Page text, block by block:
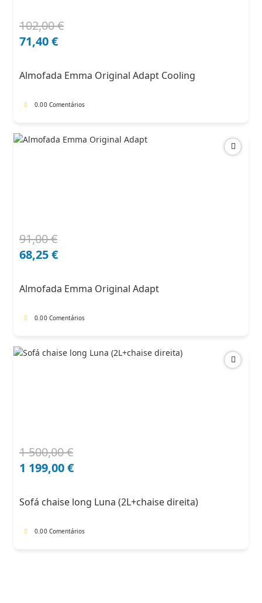
102,00€
O
preço
102,00 €.
71,40€
O
preço
71,40 €.
Almofada Emma Original Adapt Cooling
0.00 Comentários
91,00€
O
preço
91,00 €.
68,25€
O
preço
68,25 €.
Almofada Emma Original Adapt
0.00 Comentários
1 500,00€
O
preço
1
1 199,00€
O
preço
1
Sofá chaise long Luna (2L+chaise direita)
0.00 Comentários